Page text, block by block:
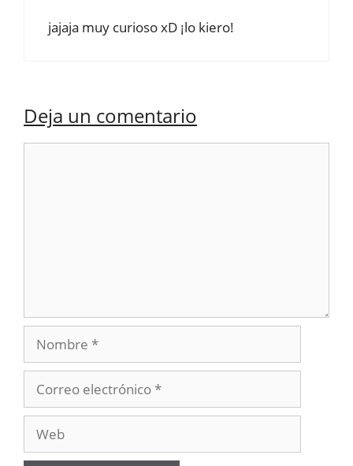
jajaja muy curioso xD ¡lo kiero!
Deja un comentario
Nombre
electrónico